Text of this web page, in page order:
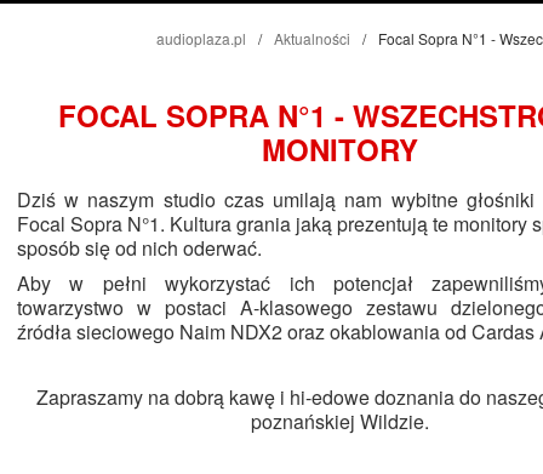
audioplaza.pl Aktualności Focal Sopra N°1 -
FOCAL SOPRA N°1 -
MONITORY
Dziś w naszym studio czas umilają nam wybitne głośniki
Focal Sopra N°1. Kultura grania jaką prezentują te monitory
sposób się od nich oderwać.
Aby w pełni wykorzystać ich potencjał
towarzystwo w postaci A-klasowego zestawu
źródła sieciowego Naim NDX2 oraz okablowania od Cardas
Zapraszamy na dobrą kawę i hi-edowe doznania do
poznańskiej Wildzie.